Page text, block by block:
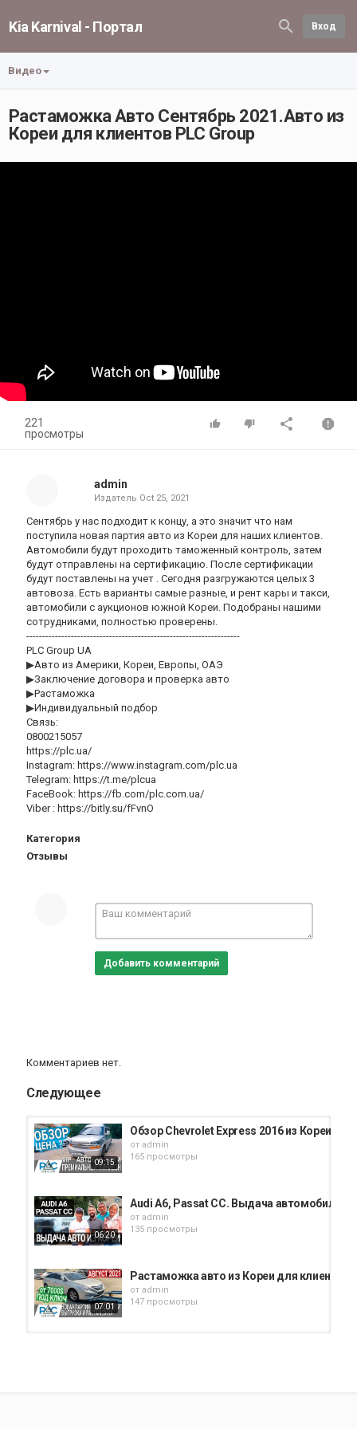
Kia Karnival - Портал Вход
Видео
Растаможка Авто Сентябрь 2021.Авто из
Кореи для клиентов PLC Group
221
просмотры
admin
Издатель Oct 25, 2021
Сентябрь у нас подходит к концу, а это значит что нам
поступила новая партия авто из Кореи для наших клиентов.
Автомобили будут проходить таможенный контроль, затем
будут отправлены на сертификацию. После сертификации
будут поставлены на учет . Сегодня разгружаются целых 3
автовоза. Есть варианты самые разные, и рент кары и такси,
автомобили с аукционов южной Кореи. Подобраны нашими
сотрудниками, полностью проверены.
-------------------------------------------------------------------
PLC Group UA
▶Авто из Америки, Кореи, Европы, ОАЭ
▶Заключение договора и проверка авто
▶Растаможка
▶Индивидуальный подбор
Связь:
0800215057
https://plc.ua/
Instagram: https://www.instagram.com/plc.ua
Telegram: https://t.me/plcua
FaceBook: https://fb.com/plc.com.ua/
Viber : https://bitly.su/fFvnO
Категория
Отзывы
Добавить комментарий
Комментариев нет.
Следующее
09:15
Обзор Chevrolet Express 2016 из Кореи.
от admin
165 просмотры
06:20
Audi A6, Passat CC. Выдача автомобилей
от admin
135 просмотры
07:01
Растаможка авто из Кореи для клиентов
от admin
147 просмотры